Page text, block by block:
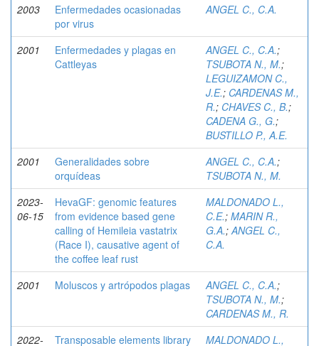
2003
Enfermedades ocasionadas
por virus
ANGEL C., C.A.
2001
Enfermedades y plagas en
Cattleyas
ANGEL C., C.A.;
TSUBOTA N., M.;
LEGUIZAMON C.,
J.E.; CARDENAS M.,
R.; CHAVES C., B.;
CADENA G., G.;
BUSTILLO P., A.E.
2001
Generalidades sobre
orquídeas
ANGEL C., C.A.;
TSUBOTA N., M.
2023-
06-15
HevaGF: genomic features
from evidence based gene
calling of Hemileia vastatrix
(Race I), causative agent of
the coffee leaf rust
MALDONADO L.,
C.E.; MARIN R.,
G.A.;ANGEL C.,
C.A.
2001 Moluscos y artrópodos plagas ANGEL C., C.A.;
TSUBOTA N., M.;
CARDENAS M., R.
2022-
Transposable elements library MALDONADO L.,